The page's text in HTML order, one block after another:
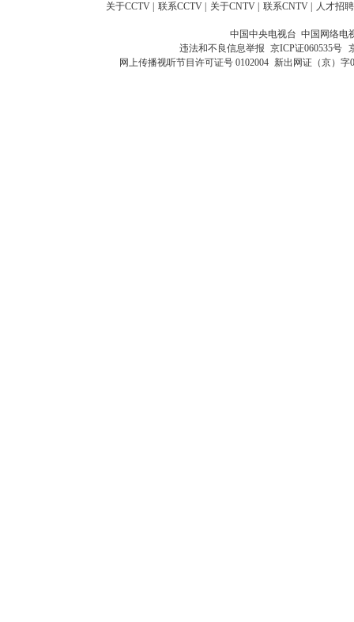
关于CCTV 联系CCTV 关于CNTV 联系CNTV 人才招聘
中国中央电视台 中国网络电
违法和不良信息举报 京ICP证060535号
网上传播视听节目许可证号 0102004 新出网证（京）